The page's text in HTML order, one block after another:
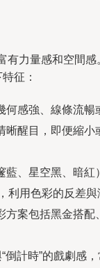
有力量感和空間感
征：
何感強、線條流暢
晰醒目，即便縮小
藍、星空黑、暗紅
利用色彩的反差與
方案包括黑金搭配
倒計時”的戲劇感